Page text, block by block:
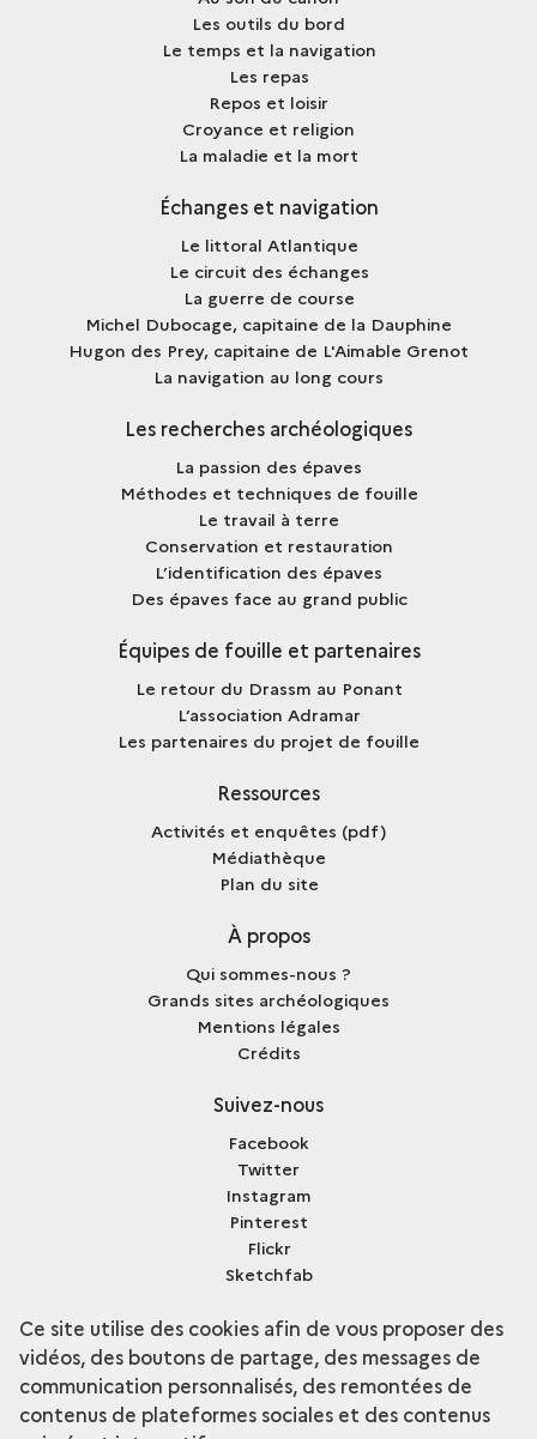
Les outils du bord
Le temps et la navigation
Les repas
Repos et loisir
Croyance et religion
La maladie et la mort
Échanges et navigation
Le littoral Atlantique
Le circuit des échanges
La guerre de course
Michel Dubocage, capitaine de la Dauphine
Hugon des Prey, capitaine de L'Aimable Grenot
La navigation au long cours
Les recherches archéologiques
La passion des épaves
Méthodes et techniques de fouille
Le travail à terre
Conservation et restauration
L’identification des épaves
Des épaves face au grand public
Équipes de fouille et partenaires
Le retour du Drassm au Ponant
L’association Adramar
Les partenaires du projet de fouille
Ressources
Activités et enquêtes (pdf)
Médiathèque
Plan du site
À propos
Qui sommes-nous ?
Grands sites archéologiques
Mentions légales
Crédits
Suivez-nous
Facebook
Twitter
Instagram
Pinterest
Flickr
Sketchfab
Ce site utilise des cookies afin de vous proposer des
vidéos, des boutons de partage, des messages de
communication personnalisés, des remontées de
contenus de plateformes sociales et des contenus